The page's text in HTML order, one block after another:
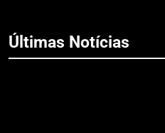
Últimas Notícias